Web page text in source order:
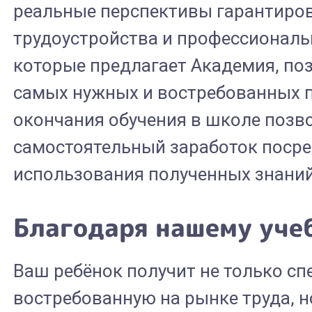
реальные перспективы
трудоустройства и
которые предлагает Академия,
самых нужных и востребованных
окончания обучения в школе
самостоятельный заработок
использования полученных
Благодаря нашему
Ваш ребёнок получит не только
востребованную на рынке труда,